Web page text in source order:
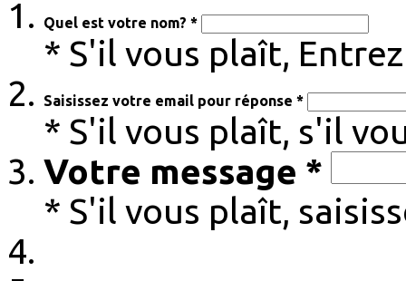
Quel est votre nom? *
* S'il vous plaît,
Saisissez votre email pour réponse *
* S'il vous plaît, s'il
Votre message *
* S'il vous plaît,